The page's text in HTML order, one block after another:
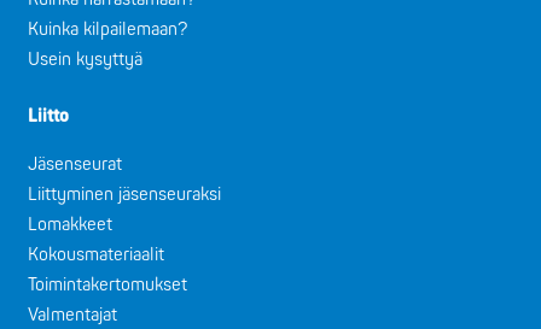
Kuinka kilpailemaan?
Usein kysyttyä
Liitto
Jäsenseurat
Liittyminen jäsenseuraksi
Lomakkeet
Kokousmateriaalit
Toimintakertomukset
Valmentajat